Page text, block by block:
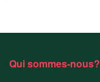
Qui sommes-nous?